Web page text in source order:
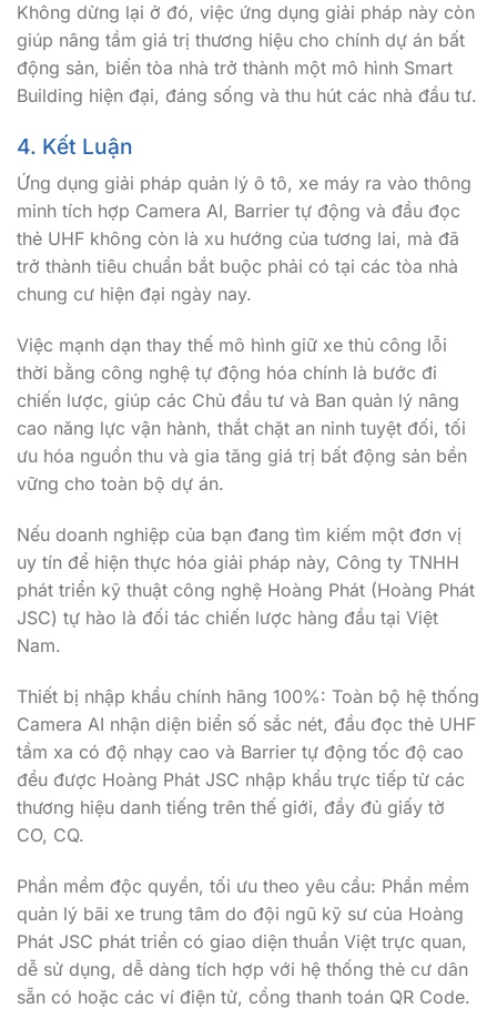
Không dừng lại ở đó, việc ứng dụng giải pháp này còn
giúp nâng tầm giá trị thương hiệu cho chính dự án bất
động sản, biến tòa nhà trở thành một mô hình Smart
Building hiện đại, đáng sống và thu hút các nhà đầu tư.
4. Kết Luận
Ứng dụng giải pháp quản lý ô tô, xe máy ra vào thông
minh tích hợp Camera AI, Barrier tự động và đầu đọc
thẻ UHF không còn là xu hướng của tương lai, mà đã
trở thành tiêu chuẩn bắt buộc phải có tại các tòa nhà
chung cư hiện đại ngày nay.
Việc mạnh dạn thay thế mô hình giữ xe thủ công lỗi
thời bằng công nghệ tự động hóa chính là bước đi
chiến lược, giúp các Chủ đầu tư và Ban quản lý nâng
cao năng lực vận hành, thắt chặt an ninh tuyệt đối, tối
ưu hóa nguồn thu và gia tăng giá trị bất động sản bền
vững cho toàn bộ dự án.
Nếu doanh nghiệp của bạn đang tìm kiếm một đơn vị
uy tín để hiện thực hóa giải pháp này, Công ty TNHH
phát triển kỹ thuật công nghệ Hoàng Phát (Hoàng Phát
JSC) tự hào là đối tác chiến lược hàng đầu tại Việt
Nam.
Thiết bị nhập khẩu chính hãng 100%: Toàn bộ hệ thống
Camera AI nhận diện biển số sắc nét, đầu đọc thẻ UHF
tầm xa có độ nhạy cao và Barrier tự động tốc độ cao
đều được Hoàng Phát JSC nhập khẩu trực tiếp từ các
thương hiệu danh tiếng trên thế giới, đầy đủ giấy tờ
CO, CQ.
Phần mềm độc quyền, tối ưu theo yêu cầu: Phần mềm
quản lý bãi xe trung tâm do đội ngũ kỹ sư của Hoàng
Phát JSC phát triển có giao diện thuần Việt trực quan,
dễ sử dụng, dễ dàng tích hợp với hệ thống thẻ cư dân
sẵn có hoặc các ví điện tử, cổng thanh toán QR Code.